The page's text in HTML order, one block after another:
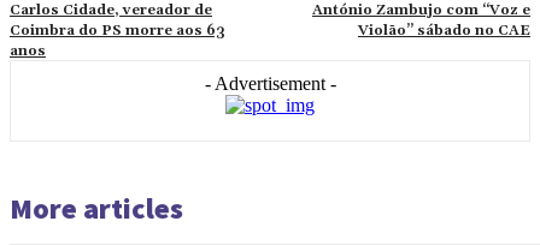
Carlos Cidade, vereador de
Coimbra do PS morre aos 63
anos
António Zambujo com “Voz e
Violão” sábado no CAE
- Advertisement -
More articles